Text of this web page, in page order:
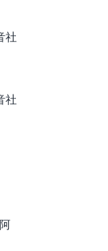
社
社